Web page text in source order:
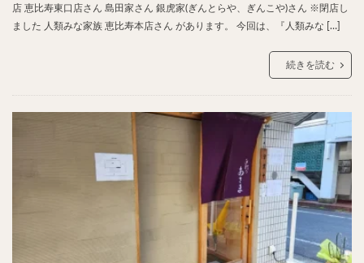
店 恵比寿東口店さん 島田家さん 銀虎家(ぎんとらや、ぎんこや)さん ※閉店し
ました 人類みな家族 恵比寿本店さん があります。 今回は、『人類みな […]
続きを読む
喜多方ラーメン 京都ラーメン 山形ラーメン
トマトラーメン 沖縄そば 冷麺 そうめん
油そば
かすうどん
蕎麦 信州そば
パスタ
ナポリタン 焼きそば 皿うどん
ジャージャー麺 洋食
アジフライ
ガレット 肉 焼肉